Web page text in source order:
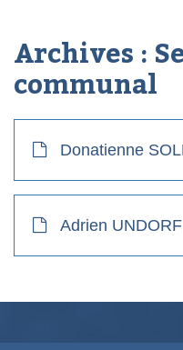
Archives :
communal
Donatienne
Adrien UNDORF